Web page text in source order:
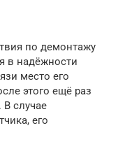
по демонтажу
в надёжности
место его
этого ещё раз
случае
его